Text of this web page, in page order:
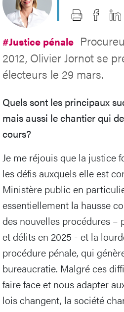
#Justice pénale
2012, Olivier Jornot se
électeurs le 29 mars.
Quels sont les principaux
mais aussi le chantier qui
cours?
Je me réjouis que la justice
les défis auxquels elle est
Ministère public en
essentiellement la hausse
des nouvelles procédures –
et délits en 2025 - et la
procédure pénale, qui
bureaucratie. Malgré ces
faire face et nous adapter
lois changent, la société